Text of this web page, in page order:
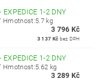
EXPEDICE 1-2 DNY
Hmotnost:5.7 kg
3 796 Kč
3 137 Kč bez DPH
EXPEDICE 1-2 DNY
Hmotnost:5.62 kg
3 289 Kč